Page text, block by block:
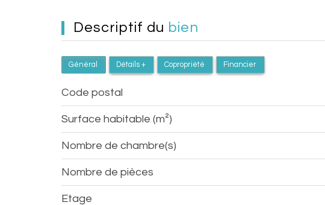
descriptif du bien
Général Détails + Copropriété Financier
Code postal
Surface habitable (m²)
Nombre de chambre(s)
Nombre de pièces
Etage